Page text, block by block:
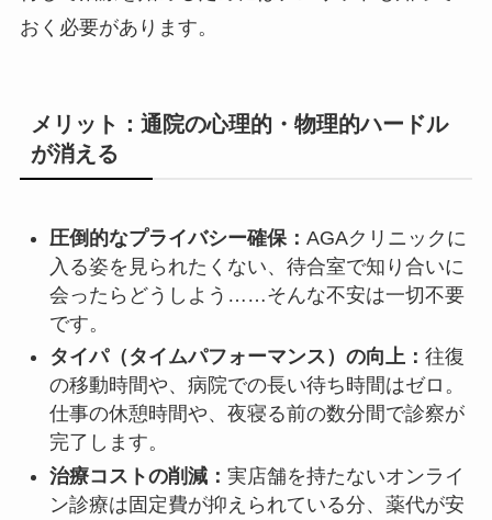
おく必要があります。
メリット：通院の心理的・物理的ハードル
が消える
圧倒的なプライバシー確保： AGAクリニックに
入る姿を見られたくない、待合室で知り合いに
会ったらどうしよう……そんな不安は一切不要
です。
タイパ（タイムパフォーマンス）の向上： 往復
の移動時間や、病院での長い待ち時間はゼロ。
仕事の休憩時間や、夜寝る前の数分間で診察が
完了します。
治療コストの削減： 実店舗を持たないオンライ
ン診療は固定費が抑えられている分、薬代が安